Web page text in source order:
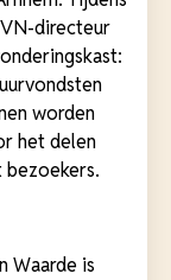
directeur
worden
het delen
bezoekers.
Waarde is